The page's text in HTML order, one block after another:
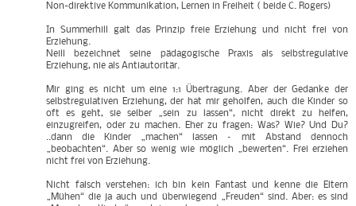
Non-direktive Kommunikation, Lernen in Freiheit ( beide C. Rogers)
In Summerhill galt das Prinzip freie Erziehung und nicht frei von
Erziehung.
Neill bezeichnet seine pädagogische Praxis als selbstregulative
Erziehung, nie als Antiautoritär.
Mir ging es nicht um eine 1:1 Übertragung. Aber der Gedanke der
selbstregulativen Erziehung, der hat mir geholfen, auch die Kinder so
oft es geht, sie selber „sein zu lassen“, nicht direkt zu helfen,
einzugreifen, oder zu machen. Eher zu fragen: Was? Wie? Und Du?
..dann die Kinder „machen“ lassen – mit Abstand dennoch
„beobachten“. Aber so wenig wie möglich „bewerten“. Frei erziehen
nicht frei von Erziehung.
Nicht falsch verstehen: ich bin kein Fantast und kenne die Eltern
„Mühen“ die ja auch und überwiegend „Freuden“ sind. Aber: es sind